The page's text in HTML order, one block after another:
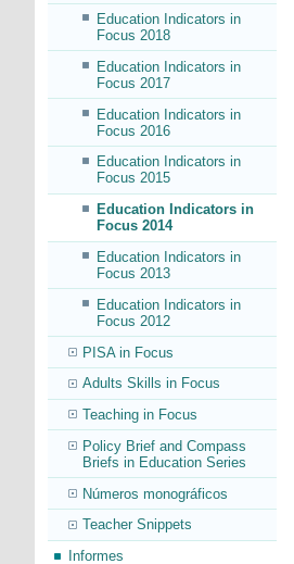
Education Indicators in
Focus 2018
Education Indicators in
Focus 2017
Education Indicators in
Focus 2016
Education Indicators in
Focus 2015
Education Indicators in
Focus 2014
Education Indicators in
Focus 2013
Education Indicators in
Focus 2012
PISA in Focus
Adults Skills in Focus
Teaching in Focus
Policy Brief and Compass
Briefs in Education Series
Números monográficos
Teacher Snippets
Informes